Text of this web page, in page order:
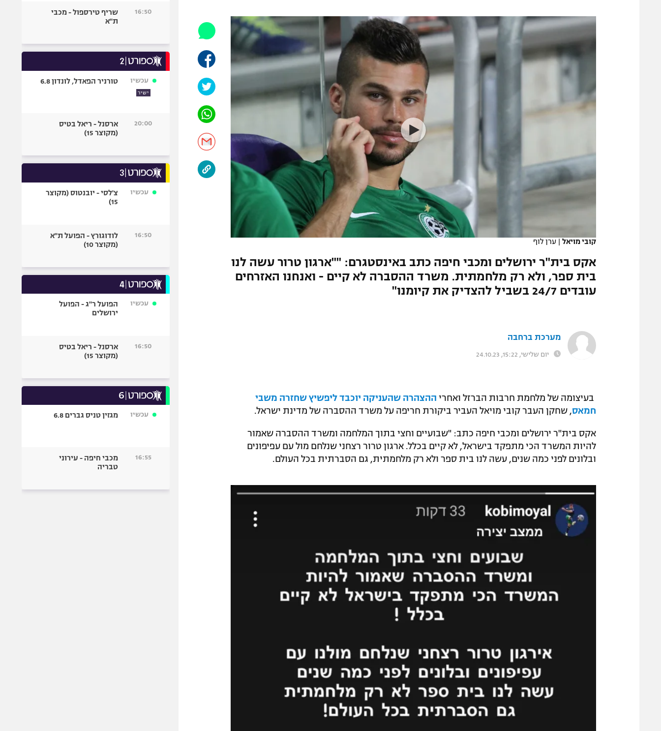
תקנון משתתפים וזוכים בפרסים
תקנון עבור פעילות אלקטרה
תקנון עבור פעילות ספורט 1 – "מרלן"
גיימינג E-Sports
תנאי שימוש
רשיון להקרנה פומבית לבית עסק
הצטרפות לחבילת הערוצים
הפועל תל אביב
הפועל חיפה
הפועל באר שבע
מכבי נתניה
בני יהודה
ליגה סינית
ליגה ברזילאית
ליגות נוספות
אופניים
כדורמים
פוטבול אמריקאי NFL
גיימינג E-Sports
קובי מויאל | ערן לוף
אקס בית"ר ירושלים ומכבי חיפה כתב באינסטגרם: ""ארגון טרור עשה לנו
בית ספר, ולא רק מלחמתית. משרד ההסברה לא קיים - ואנחנו האזרחים
עובדים 24/7 בשביל להצדיק את קיומנו"
מערכת ברחבה
יום שלישי, 15:22, 24.10.23
בעיצומה של מלחמת חרבות הברזל ואחרי ההצהרה שהעניקה יוכבד ליפשיץ שחזרה משבי
חמאס, שחקן העבר קובי מויאל העביר ביקורת חריפה על משרד ההסברה של מדינת ישראל.
אקס בית"ר ירושלים ומכבי חיפה כתב: "שבועיים וחצי בתוך המלחמה ומשרד ההסברה שאמור
להיות המשרד הכי מתפקד בישראל, לא קיים בכלל. ארגון טרור רצחני שנלחם מול עם עפיפונים
ובלונים לפני כמה שנים, עשה לנו בית ספר ולא רק מלחמתית, גם הסברתית בכל העולם.
16:50
שריף טירספול - מכבי
ת"א
עכשיו
ישיר
טורניר הפאדל, לונדון 6.8
20:00
ארסנל - ריאל בטיס
(מקוצר 15)
עכשיו
צ'לסי - יובנטוס (מקוצר
15)
16:50
לודוגורץ - הפועל ת"א
(מקוצר 10)
עכשיו
הפועל ר"ג - הפועל
ירושלים
16:50
ארסנל - ריאל בטיס
(מקוצר 15)
עכשיו מגזין טניס גברים 6.8
16:55
מכבי חיפה - עירוני
טבריה